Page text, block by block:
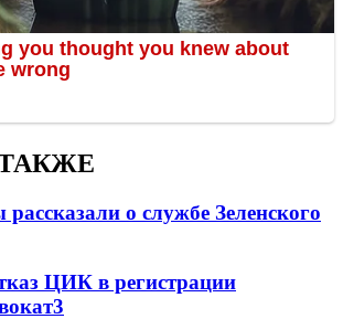
о службе Зеленского
ЦИК в регистрации
3